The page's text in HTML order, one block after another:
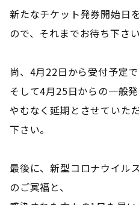
新たなチケット発券開始日
ので、それまでお待ち下さい
尚、4月22日から受付予定
そして4月25日からの一般発
やむなく延期とさせていた
下さい。
最後に、新型コロナウイル
のご冥福と、